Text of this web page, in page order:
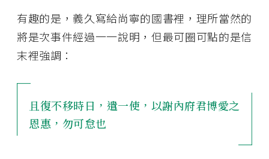
有趣的是，義久寫給尚寧的國書裡，理所當然的
將是次事件經過一一說明，但最可圈可點的是信
末裡強調：
且復不移時日，遣一使，以謝內府君博愛之
恩惠，勿可怠也